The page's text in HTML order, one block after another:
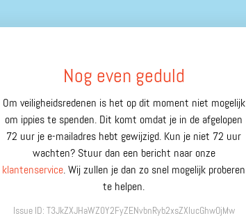
Nog even geduld
Om veiligheidsredenen is het op dit moment niet mogelijk
om ippies te spenden. Dit komt omdat je in de afgelopen
72 uur je e-mailadres hebt gewijzigd. Kun je niet 72 uur
wachten? Stuur dan een bericht naar onze
klantenservice. Wij zullen je dan zo snel mogelijk proberen
te helpen.
Issue ID: T3JkZXJHaWZ0Y2FyZENvbnRyb2xsZXIucGhwOjMw